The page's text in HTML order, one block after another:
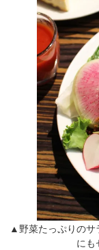
▲野菜たっぷりのサ
にも